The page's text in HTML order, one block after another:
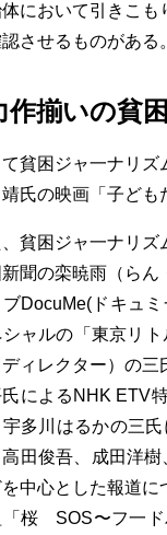
体において引きこ
させるものがある
作揃いの貧
貧困ジャ一ナリ
靖氏の映画「子ども
、貧困ジャ一ナリズ
聞の栾暁雨（らん
ブDocuMe(ドキュ
シャルの「東京リ
ィレクター）の三
によるNHK ETV
多川はるかの三
田俊吾、成田洋
中心とした報道
「桜 SOS〜フ一ド